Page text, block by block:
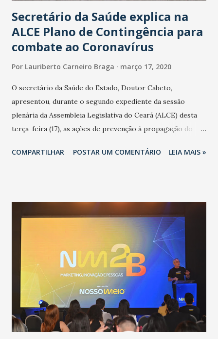
Secretário da Saúde explica na
ALCE Plano de Contingência para
combate ao Coronavírus
Por Lauriberto Carneiro Braga março 17, 2020
O secretário da Saúde do Estado, Doutor Cabeto,
apresentou, durante o segundo expediente da sessão
plenária da Assembleia Legislativa do Ceará (ALCE) desta
terça-feira (17), as ações de prevenção à propagação do
adotadas pelo Governo do Estado na contenção da
população suspeita e de cuidados com os ambientes
públicos e domiciliares. “Nós não estamos vivendo uma
epidemia comum, como temos em todos os anos, com
aumento de casos de dengue, influenza ou H1N1. Trata-se
de uma epidemia com um vírus diferente, com um poder de
contaminação maior que outros coronavírus”, apontou o
secretário. Segundo ele, é uma epidemia com chance de
contaminação alta, podendo gerar um grande risco à
população e ao sistema de saúde. “Precisamos saber fazer a
estratificação do risco da doença, para não so...
COMPARTILHAR POSTAR UM COMENTÁRIO LEIA MAIS »